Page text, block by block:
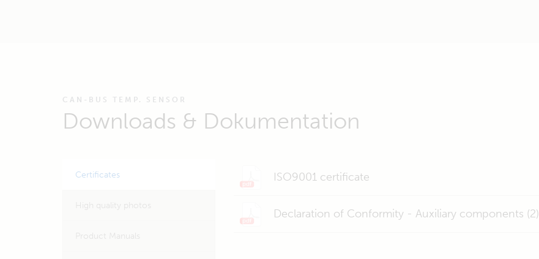
CAN-BUS TEMP. SENSOR
Downloads & Dokumentation
Certificates ISO9001 certificate
Declaration of Conformity - Auxiliary components (2)